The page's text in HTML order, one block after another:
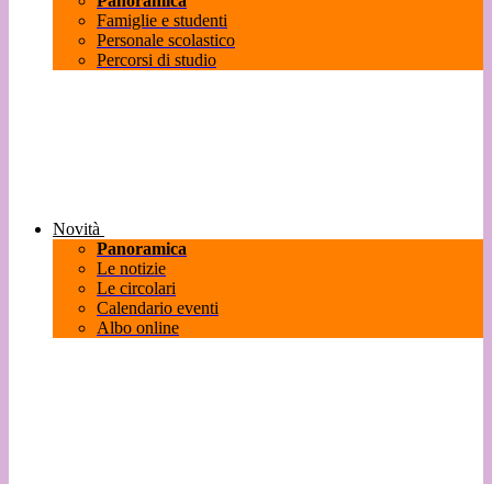
Famiglie e studenti
Personale scolastico
Percorsi di studio
Novità
Panoramica
Le notizie
Le circolari
Calendario eventi
Albo online